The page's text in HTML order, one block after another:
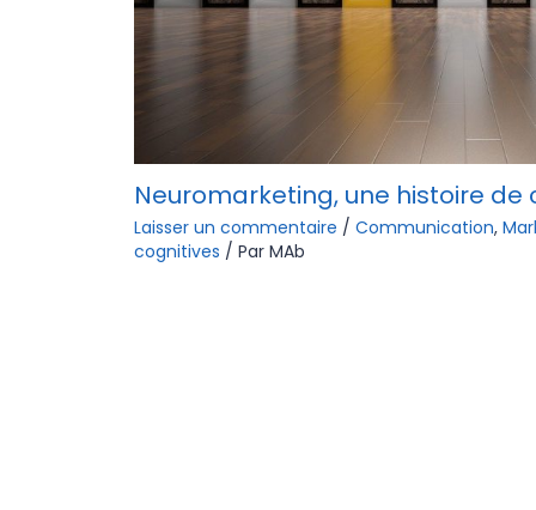
Neuromarketing, une histoire de
Laisser un commentaire / Communication,
cognitives / Par MAb